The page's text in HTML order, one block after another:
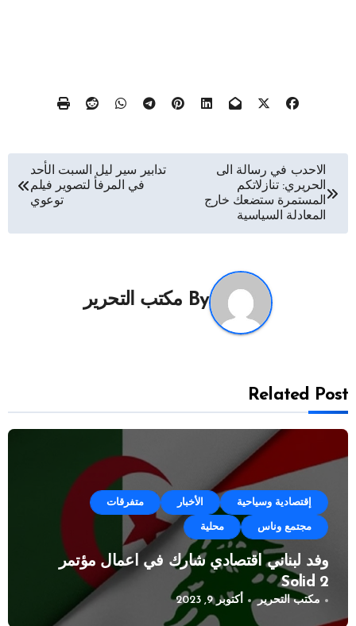
تصفّح
المقالات
الاحدب في رسالة الى
الحريري: تنازلاتكم
المستمرة ستضعك خارج
المعادلة السياسية
تدابير سير ليل السبت الأحد
في المرفأ لتصوير فيلم
توعوي
By مكتب التحرير
Related Post
إقتصادية وسياحية الأخبار متفرقات
مجتمع وناس محلية
وفد لبناني اقتصادي شارك في اعمال مؤتمر
Solid 2
مكتب التحرير أكتوبر 9, 2023